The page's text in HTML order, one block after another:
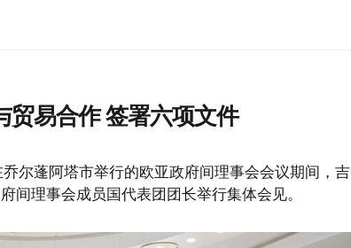
贸易合作 签署六项文件
尔蓬阿塔市举行的欧亚政府间理事会会议期间，吉
间理事会成员国代表团团长举行集体会见。